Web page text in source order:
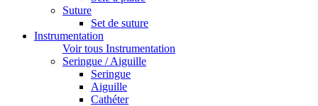
Suture
Set de suture
Instrumentation
Voir tous Instrumentation
Seringue / Aiguille
Seringue
Aiguille
Cathéter